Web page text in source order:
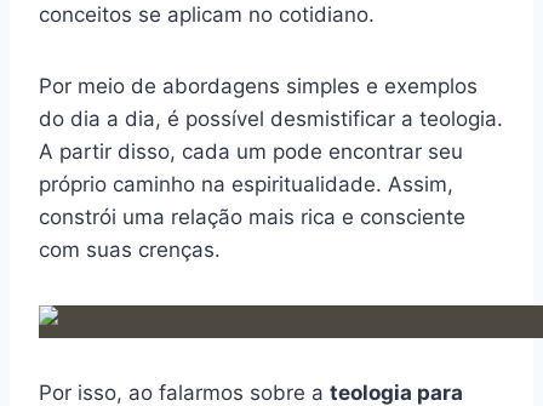
conceitos se aplicam no cotidiano.
Por meio de abordagens simples e exemplos
do dia a dia, é possível desmistificar a teologia.
A partir disso, cada um pode encontrar seu
próprio caminho na espiritualidade. Assim,
constrói uma relação mais rica e consciente
com suas crenças.
Por isso, ao falarmos sobre a teologia para